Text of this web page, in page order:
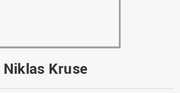
Niklas Kruse